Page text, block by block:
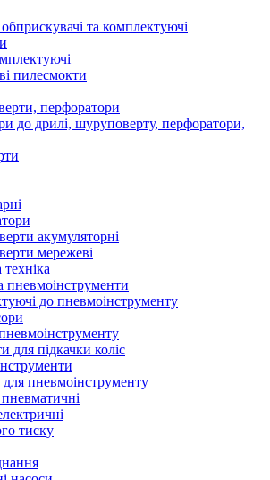
та комплектуючі
пилесмокти
перфоратори
до дрилі, шуруповерту, перфоратори,
акумуляторні
мережеві
пневмоінструменти
до пневмоінструменту
для підкачки коліс
пневмоінструменту
тиску